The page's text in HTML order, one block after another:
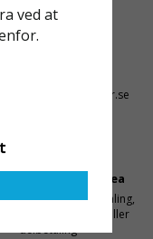
Betaling Med Svea
med kortbetaling,
faktura, leasing eller
delbetaling
ved at